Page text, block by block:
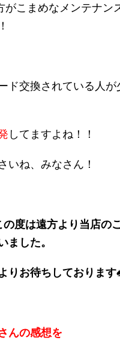
がこまめなメンテナン
ド交換されている人
してますよね！！
いね、みなさん！
度は遠方より当店の
ました。
りお待ちしております
んの感想を